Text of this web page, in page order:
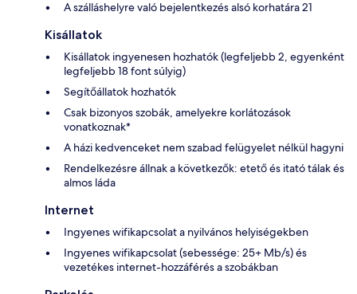
A szálláshelyre való bejelentkezés alsó korhatára 21
Kisállatok
Kisállatok ingyenesen hozhatók (legfeljebb 2, egyenként
legfeljebb 18 font súlyig)
Segítőállatok hozhatók
Csak bizonyos szobák, amelyekre korlátozások
vonatkoznak*
A házi kedvenceket nem szabad felügyelet nélkül hagyni
Rendelkezésre állnak a következők: etető és itató tálak és
almos láda
Internet
Ingyenes wifikapcsolat a nyilvános helyiségekben
Ingyenes wifikapcsolat (sebessége: 25+ Mb/s) és
vezetékes internet-hozzáférés a szobákban